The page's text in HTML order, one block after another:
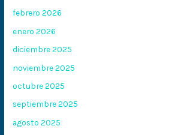
febrero 2026
enero 2026
diciembre 2025
noviembre 2025
octubre 2025
septiembre 2025
agosto 2025